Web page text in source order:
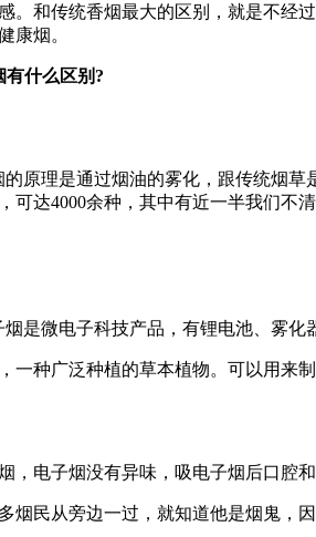
。和传统香烟最大的区别，就是不
康烟。
有什么区别?
原理是通过烟油的雾化，跟传统烟
可达4000余种，其中有近一半我们
是微电子科技产品，有锂电池、雾
一种广泛种植的草本植物。可以用来
，电子烟没有异味，吸电子烟后口腔
烟民从旁边一过，就知道他是烟鬼，